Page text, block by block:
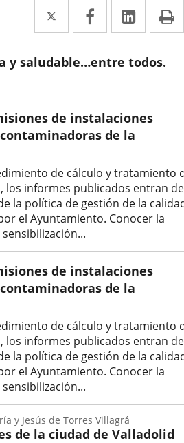
Twitter
Enlace
a
una
externa.
Facebook
Enlace
a
una
externa.
Enlace
a
una
y saludable…entre todos.
de instalaciones
de la
de cálculo y tratamiento
los informes publicados entran de
la política de gestión de la
el Ayuntamiento. Conocer la
de instalaciones
de la
de cálculo y tratamiento
los informes publicados entran de
la política de gestión de la
el Ayuntamiento. Conocer la
de la ciudad de Valladolid
y Jesús de Torres Villagrá